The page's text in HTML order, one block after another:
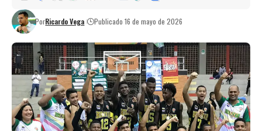
PorRicardo Vega Publicado 16 de mayo de 2026